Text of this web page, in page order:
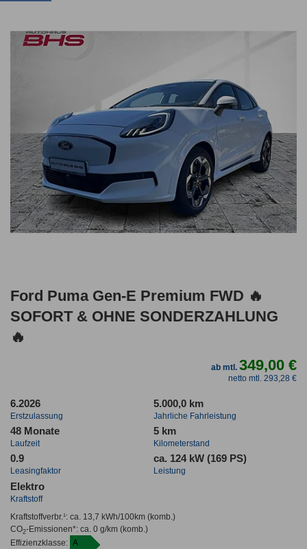
Ford Puma Gen-E Premium FWD 🔥
SOFORT & OHNE SONDERZAHLUNG
🔥
ab mtl.349,00 €
netto mtl. 293,28 €
6.2026
Erstzulassung
5.000,0 km
Jahrliche Fahrleistung
48 Monate
Laufzeit
5 km
Kilometerstand
0.9
Leasingfaktor
ca. 124 kW (169 PS)
Leistung
Elektro
Kraftstoff
Kraftstoffverbr.¹: ca. 13,7 kWh/100km(komb.)
CO2-Emissionen*: ca. 0 g/km(komb.)
Effizienzklasse: A